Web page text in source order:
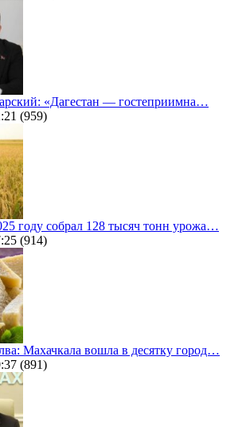
«Дагестан — гостеприимна…
(959)
году собрал 128 тысяч тонн урожа…
(914)
Махачкала вошла в десятку город…
(891)